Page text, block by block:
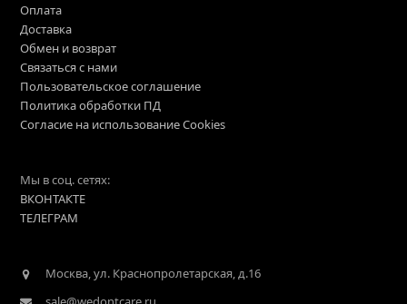
Оплата
Доставка
Обмен и возврат
Связаться с нами
Пользовательское соглашение
Политика обработки ПД
Согласие на использование Cookies
Мы в соц. сетях:
ВКОНТАКТЕ
ТЕЛЕГРАМ
Москва, ул. Краснопролетарская, д.16